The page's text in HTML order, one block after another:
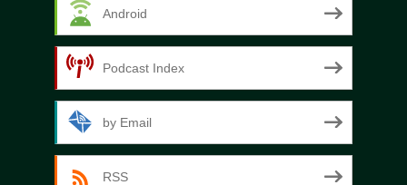
Android
Podcast Index
by Email
RSS